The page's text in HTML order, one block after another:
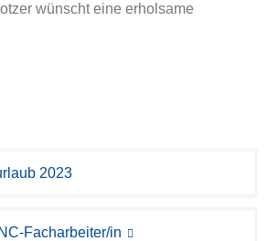
wünscht eine erholsame
2023
Facharbeiter/in